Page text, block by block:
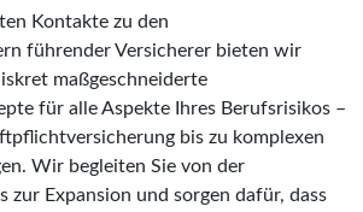
Kontakte zu den
führender Versicherer bieten wir
maßgeschneiderte
für alle Aspekte Ihres Berufsrisikos –
bis zu komplexen
Wir begleiten Sie von der
zur Expansion und sorgen dafür, dass